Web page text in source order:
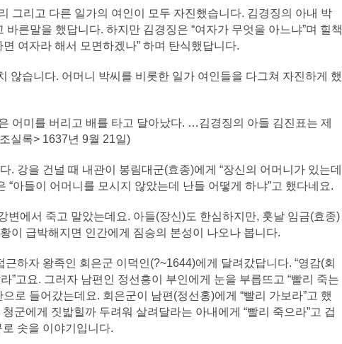
그리고 다른 일가의 여인이 모두 자진했습니다. 김경징의 아내 박
바른말을 했답니다. 하지만 김경징은 “여자가 무엇을 아느냐”며 힐책
여자라 해서 모면하겠나” 하며 탄식했답니다.
않습니다. 어머니 박씨를 비롯한 일가 여인들을 다그쳐 자진하게 했
어미를 버리고 배를 타고 달아났다. …김경징의 아들 김진표는 제
실록> 1637년 9월 21일)
. 강을 건널 때 내관이 봉림대군(효종)에게 “장신의 어머니가 있는데
“아들이 어머니를 모시지 않았는데 난들 어떻게 하냐”고 했다네요.
변에서 죽고 말았는데요. 아들(장신)도 한심하지만, 훗날 임금(효종)
이 급박해지면 인간에게 짐승의 본성이 나오나 봅니다.
하자 왕족인 회은군 이덕인(?~1644)에게 달려갔답니다. “영감(회
”고요. 그러자 남편인 정선흥이 부인에게 눈을 부릅뜨고 “빨리 죽는
로 들어갔는데요. 회은군이 남편(정선홍)에게 “빨리 가보라”고 했
군에게 짓밟힐까 두려워 살려달라는 아내에게 “빨리 죽으라”고 겁
솟을 이야기입니다.